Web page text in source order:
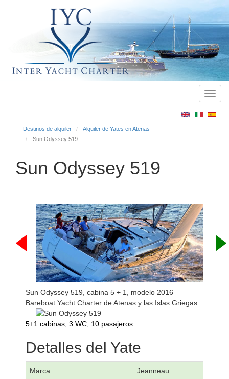
Destinos de alquiler
Alquiler de Yates en Atenas
Sun Odyssey 519
Sun Odyssey 519
Sun Odyssey 519, cabina 5 + 1, modelo 2016
Bareboat Yacht Charter de Atenas y las Islas Griegas.
5+1 cabinas, 3 WC, 10 pasajeros
Detalles del Yate
Marca Jeanneau